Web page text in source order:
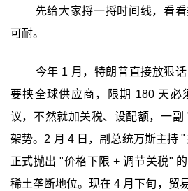
先给大家捋一捋时间线，看
可耐。
今年 1 月，特朗普直接放狠
要挟全球供应商，限期 180 天必
议，不然就加关税、设配额，一
架势。2 月 4 日，副总统万斯主持 "
正式抛出 "价格下限 + 调节关税"
稀土垄断地位。现在 4 月下旬，贸